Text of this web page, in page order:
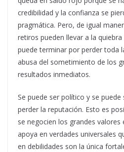
credibilidad y la confianza se
pragmática. Pero, de igual
retiros pueden llevar a la
puede terminar por perder toda
abusa del sometimiento de los
resultados inmediatos.
Se puede ser político y se
perder la reputación. Esto es
se negocien los grandes valores
apoya en verdades universales
en debilidades son la única